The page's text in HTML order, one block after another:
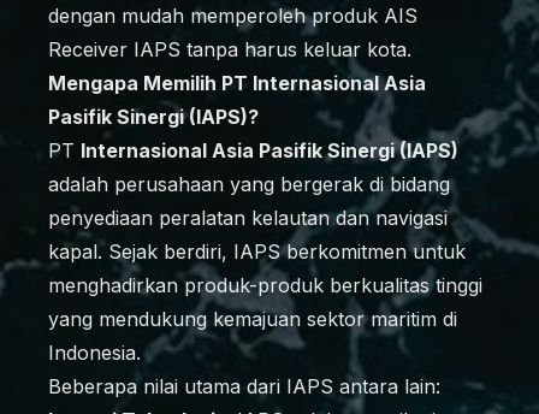
dengan mudah memperoleh produk AIS
Receiver IAPS tanpa harus keluar kota.
Mengapa Memilih PT Internasional Asia
Pasifik Sinergi (IAPS)?
PT Internasional Asia Pasifik Sinergi (IAPS)
adalah perusahaan yang bergerak di bidang
penyediaan peralatan kelautan dan navigasi
kapal. Sejak berdiri, IAPS berkomitmen untuk
menghadirkan produk-produk berkualitas tinggi
yang mendukung kemajuan sektor maritim di
Indonesia.
Beberapa nilai utama dari IAPS antara lain: